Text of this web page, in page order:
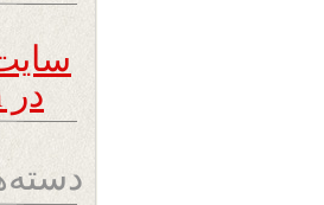
در Instagram